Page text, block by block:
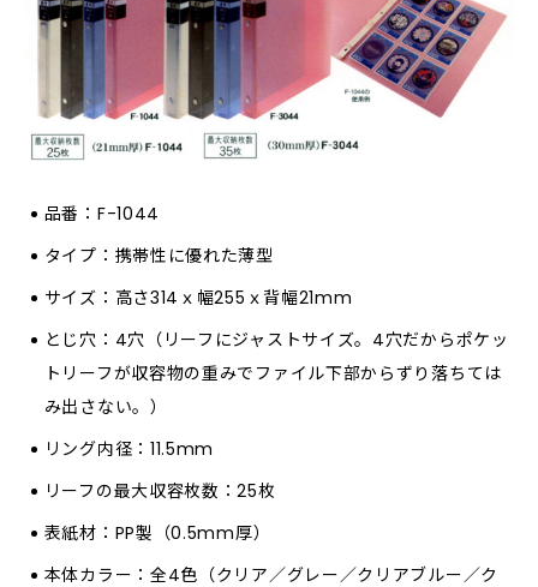
品番：F-1044
タイプ：携帯性に優れた薄型
サイズ：高さ314ｘ幅255ｘ背幅21mm
とじ穴：4穴（リーフにジャストサイズ。4穴だからポケッ
トリーフが収容物の重みでファイル下部からずり落ちては
み出さない。）
リング内径：11.5mm
リーフの最大収容枚数：25枚
表紙材：PP製（0.5mm厚）
本体カラー：全4色（クリア／グレー／クリアブルー／ク